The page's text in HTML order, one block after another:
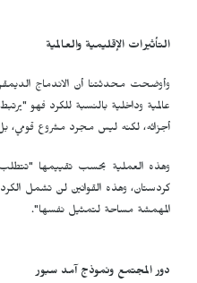
التأثيرات الإقليمية والعالمية
وأوضحت محدثتنا أن الاندماج
عالمية وداخلية بالنسبة للكرد فهو
أجزائه، لكنه ليس مجرد مشروع قومي،
وهذه العملية بحسب تقييمها
كردستان، وهذه القوانين لن تشمل
المهمشة مساحة لتمثيل نفسها".
دور المجتمع ونموذج آمد سبور